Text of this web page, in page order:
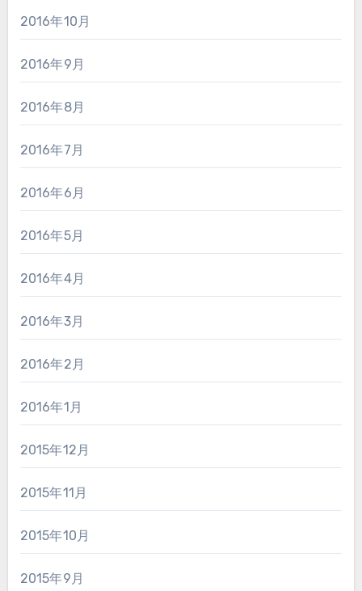
2016年10月
2016年9月
2016年8月
2016年7月
2016年6月
2016年5月
2016年4月
2016年3月
2016年2月
2016年1月
2015年12月
2015年11月
2015年10月
2015年9月